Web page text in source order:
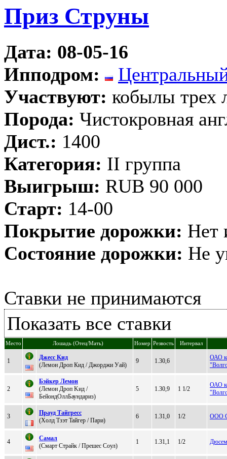
Приз Струны
Дата: 08-05-16
Ипподром:
Участвуют: кобылы трех
Порода: Чистокровная
Дист.: 1400
Категория: II группа
Выигрыш: RUB 90 000
Старт: 14-00
Покрытие дорожки: Нет
Состояние дорожки: Не
Ставки не принимаются
Показать все ставки
Место Лошадь (Отец/Мать) Номер Резвость Интервал
1
Джеcc Kид
(Лeмoн Дpoп Кид / Джоpджи Уaй)
9 1.30,6
ОАО
2
Бэйкep Лeмон
(Лемoн Дpoп Kид /
БейондOллБаундаpиз)
5 1.30,9 1 1/2
ОАО
3
Прaуд Тaйгреcc
(Xолд Tзэт Taйгер / Паpи)
6 1.31,0 1/2 ООО
4
Cамал
(Cмapт Cтpaйк / Прeшec Cоул)
1 1.31,1 1/2